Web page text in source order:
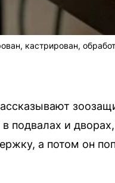
кастрирован,
и
а потом он